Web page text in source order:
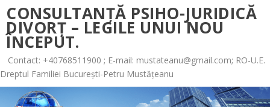
CONSULTANȚĂ PSIHO-JURIDICĂ
DIVORȚ – LEGILE UNUI NOU
ÎNCEPUT.
Contact: +40768511900 ; E-mail: mustateanu@gmail.com; RO-U.E.
Dreptul Familiei București-Petru Mustățeanu